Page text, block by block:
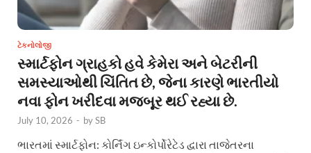
ટેકનોલોજી
સ્માર્ટફોન ગ્રાહકો હવે કેમેરા અને બેટરીની
સમસ્યાઓથી ચિંતિત છે, જેના કારણે ભારતીયો
નવા ફોન ખરીદવા મજબૂર થઈ રહ્યા છે.
July 10, 2026 - bySB
ભારતમાં સ્માર્ટફોન: કોર્નિંગ ઇન્કોર્પોરેટેડ દ્વારા તાજેતરના